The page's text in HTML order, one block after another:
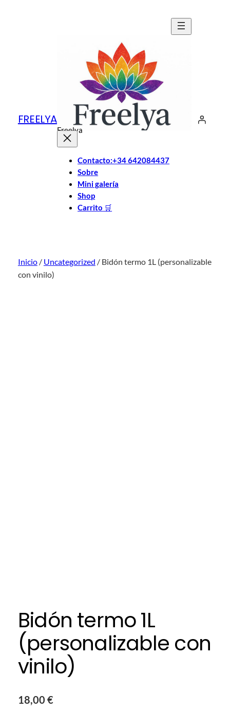
FREELYA
Freelya
Contacto:+34 642084437
Sobre
Mini galería
Shop
Carrito 🛒
Inicio/ Uncategorized / Bidón termo 1L (personalizable
con vinilo)
Bidón termo 1L
(personalizable con
vinilo)
18,00 €